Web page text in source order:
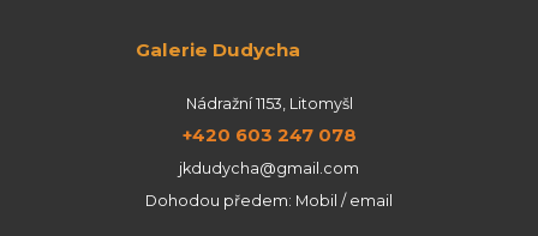
Galerie Dudycha
Nádražní 1153, Litomyšl
+420 603 247 078
jkdudycha@gmail.com
Dohodou předem: Mobil / email